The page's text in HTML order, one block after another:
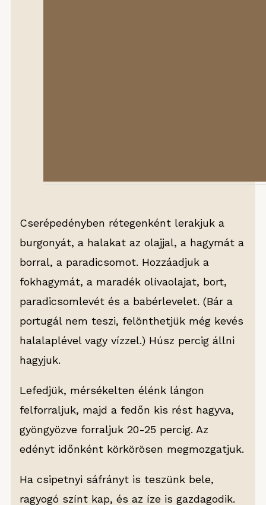
Cserépedényben rétegenként lerakjuk a
burgonyát, a halakat az olajjal, a hagymát a
borral, a paradicsomot. Hozzáadjuk a
fokhagymát, a maradék olívaolajat, bort,
paradicsomlevét és a babérlevelet. (Bár a
portugál nem teszi, felönthetjük még kevés
halalaplével vagy vízzel.) Húsz percig állni
hagyjuk.
Lefedjük, mérsékelten élénk lángon
felforraljuk, majd a fedőn kis rést hagyva,
gyöngyözve forraljuk 20-25 percig. Az
edényt időnként körkörösen megmozgatjuk.
Ha csipetnyi sáfrányt is teszünk bele,
ragyogó színt kap, és az íze is gazdagodik.